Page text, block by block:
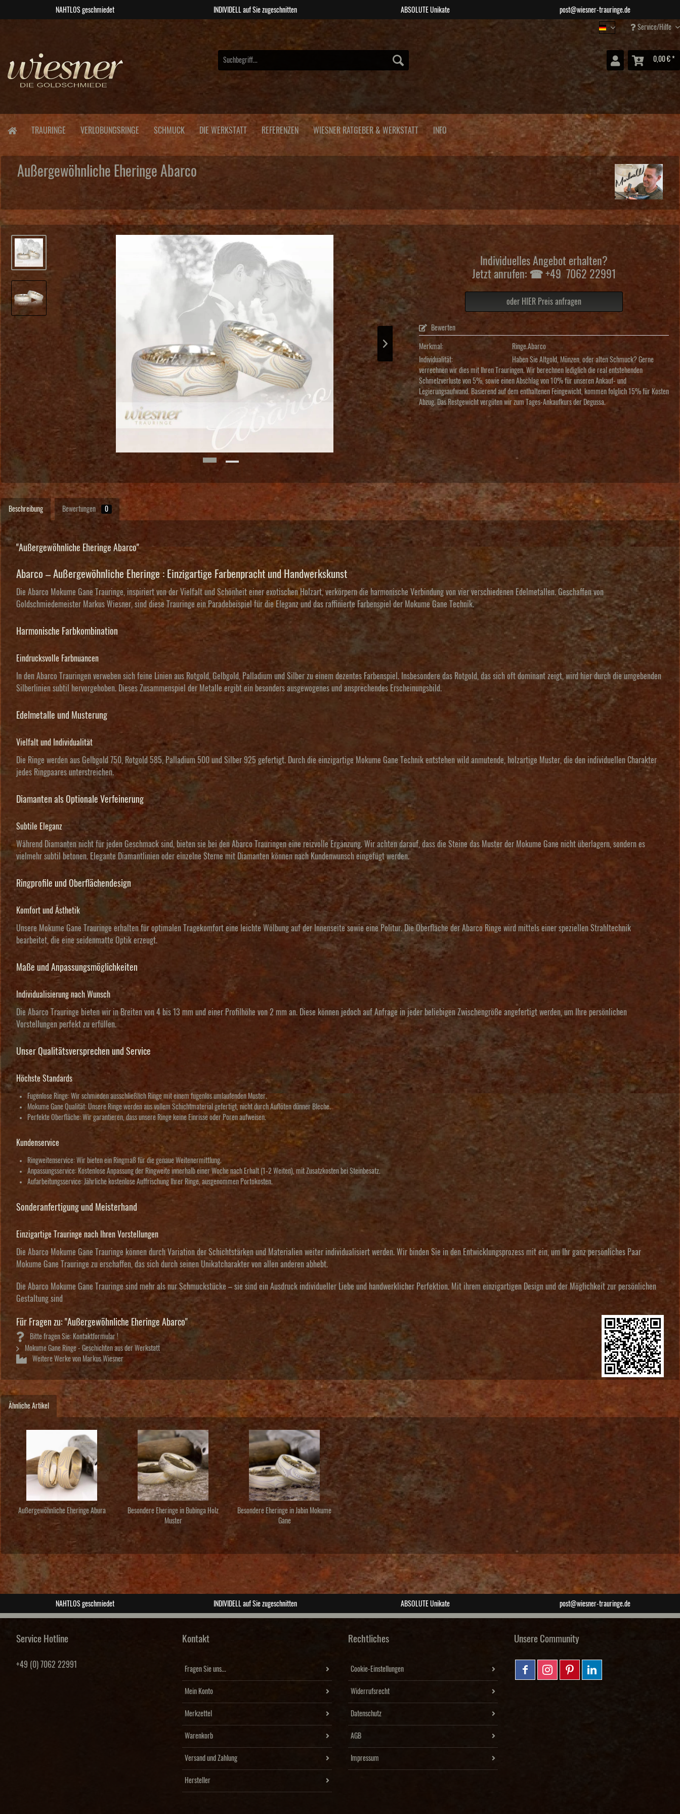
NAHTLOS geschmiedet INDIVIDELL auf Sie zugeschnitten ABSOLUTE Unikate post@wiesner-trauringe.de
Wiesner SchmuckService/Hilfe
0,00 € *
TRAURINGE VERLOBUNGSRINGE SCHMUCK DIE WERKSTATT REFERENZEN WIESNER RATGEBER & WERKSTATT INFO
Außergewöhnliche Eheringe Abarco
Individuelles Angebot erhalten?
Jetzt anrufen: ☎ +49 7062 22991
oder HIER Preis anfragen
Bewerten
Merkmal:
Ringe.Abarco
Individualität:
Haben Sie Altgold, Münzen, oder alten Schmuck? Gerne
verrechnen wir dies mit Ihren Trauringen. Wir berechnen lediglich die real entstehenden
Schmelzverluste von 5%, sowie einen Abschlag von 10% für unseren Ankauf- und
Legierungsaufwand. Basierend auf dem enthaltenen Feingewicht, kommen folglich 15% für Kosten
Abzug. Das Restgewicht vergüten wir zum Tages-Ankaufkurs der Degussa.
Beschreibung Bewertungen 0
"Außergewöhnliche Eheringe Abarco"
Abarco – Außergewöhnliche Eheringe : Einzigartige Farbenpracht und Handwerkskunst
Die Abarco Mokume Gane Trauringe, inspiriert von der Vielfalt und Schönheit einer exotischen Holzart, verkörpern die harmonische Verbindung von vier verschiedenen Edelmetallen. Geschaffen von
Goldschmiedemeister Markus Wiesner, sind diese Trauringe ein Paradebeispiel für die Eleganz und das raffinierte Farbenspiel der Mokume Gane Technik.
Harmonische Farbkombination
Eindrucksvolle Farbnuancen
In den Abarco Trauringen verweben sich feine Linien aus Rotgold, Gelbgold, Palladium und Silber zu einem dezentes Farbenspiel. Insbesondere das Rotgold, das sich oft dominant zeigt, wird hier durch die umgebenden
Silberlinien subtil hervorgehoben. Dieses Zusammenspiel der Metalle ergibt ein besonders ausgewogenes und ansprechendes Erscheinungsbild.
Edelmetalle und Musterung
Vielfalt und Individualität
Die Ringe werden aus Gelbgold 750, Rotgold 585, Palladium 500 und Silber 925 gefertigt. Durch die einzigartige Mokume Gane Technik entstehen wild anmutende, holzartige Muster, die den individuellen Charakter
jedes Ringpaares unterstreichen.
Diamanten als Optionale Verfeinerung
Subtile Eleganz
Während Diamanten nicht für jeden Geschmack sind, bieten sie bei den Abarco Trauringen eine reizvolle Ergänzung. Wir achten darauf, dass die Steine das Muster der Mokume Gane nicht überlagern, sondern es
vielmehr subtil betonen. Elegante Diamantlinien oder einzelne Sterne mit Diamanten können nach Kundenwunsch eingefügt werden.
Ringprofile und Oberflächendesign
Komfort und Ästhetik
Unsere Mokume Gane Trauringe erhalten für optimalen Tragekomfort eine leichte Wölbung auf der Innenseite sowie eine Politur. Die Oberfläche der Abarco Ringe wird mittels einer speziellen Strahltechnik
bearbeitet, die eine seidenmatte Optik erzeugt.
Maße und Anpassungsmöglichkeiten
Individualisierung nach Wunsch
Die Abarco Trauringe bieten wir in Breiten von 4 bis 13 mm und einer Profilhöhe von 2 mm an. Diese können jedoch auf Anfrage in jeder beliebigen Zwischengröße angefertigt werden, um Ihre persönlichen
Vorstellungen perfekt zu erfüllen.
Unser Qualitätsversprechen und Service
Höchste Standards
Fugenlose Ringe: Wir schmieden ausschließlich Ringe mit einem fugenlos umlaufenden Muster.
Mokume Gane Qualität: Unsere Ringe werden aus vollem Schichtmaterial gefertigt, nicht durch Auflöten dünner Bleche.
Perfekte Oberfläche: Wir garantieren, dass unsere Ringe keine Einrisse oder Poren aufweisen.
Kundenservice
Ringweitenservice: Wir bieten ein Ringmaß für die genaue Weitenermittlung.
Anpassungsservice: Kostenlose Anpassung der Ringweite innerhalb einer Woche nach Erhalt (1-2 Weiten), mit Zusatzkosten bei Steinbesatz.
Aufarbeitungsservice: Jährliche kostenlose Auffrischung Ihrer Ringe, ausgenommen Portokosten.
Sonderanfertigung und Meisterhand
Einzigartige Trauringe nach Ihren Vorstellungen
Die Abarco Mokume Gane Trauringe können durch Variation der Schichtstärken und Materialien weiter individualisiert werden. Wir binden Sie in den Entwicklungsprozess mit ein, um Ihr ganz persönliches Paar
Mokume Gane Trauringe zu erschaffen, das sich durch seinen Unikatcharakter von allen anderen abhebt.
Die Abarco Mokume Gane Trauringe sind mehr als nur Schmuckstücke – sie sind ein Ausdruck individueller Liebe und handwerklicher Perfektion. Mit ihrem einzigartigen Design und der Möglichkeit zur persönlichen
Gestaltung sind
Für Fragen zu: "Außergewöhnliche Eheringe Abarco"
Bitte fragen Sie: Kontaktformular !
Mokume Gane Ringe - Geschichten aus der Werkstatt
Weitere Werke von Markus Wiesner
Ähnliche Artikel
Außergewöhnliche Eheringe Abura
Besondere Eheringe in Bubinga Holz
Muster
Besondere Eheringe in Jabin Mokume
Gane
NAHTLOS geschmiedet INDIVIDELL auf Sie zugeschnitten ABSOLUTE Unikate post@wiesner-trauringe.de
Service Hotline
+49 (0) 7062 22991
Kontakt
Fragen Sie uns...
Mein Konto
Merkzettel
Warenkorb
Versand und Zahlung
Hersteller
Rechtliches
Cookie-Einstellungen
Widerrufsrecht
Datenschutz
AGB
Impressum
Unsere Community